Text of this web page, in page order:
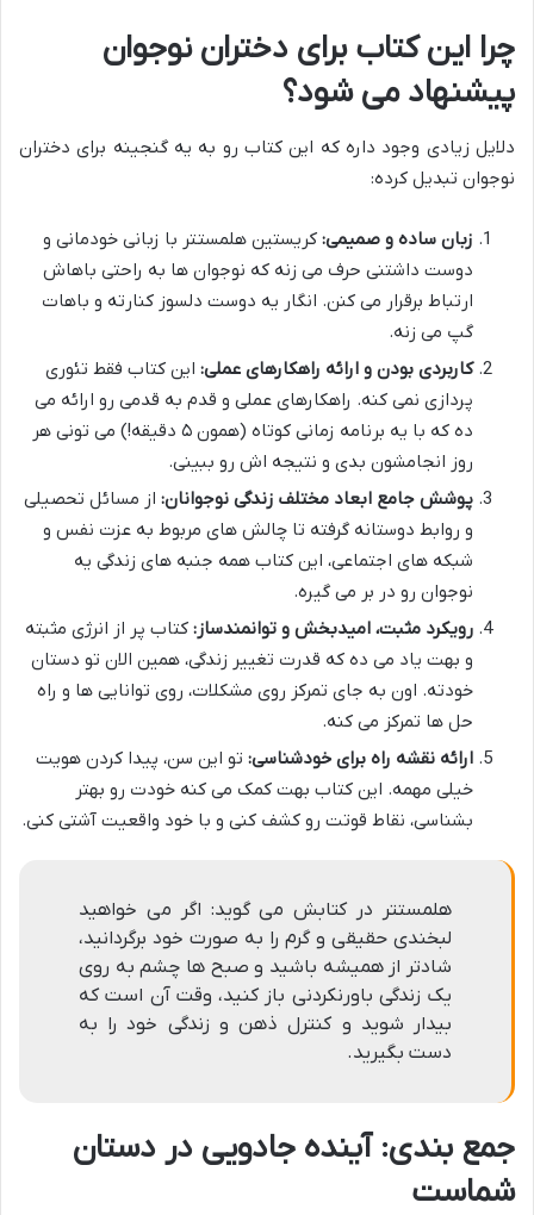
چرا این کتاب برای دختران نوجوان
پیشنهاد می شود؟
دلایل زیادی وجود داره که این کتاب رو به یه گنجینه برای دختران
نوجوان تبدیل کرده:
زبان ساده و صمیمی: کریستین هلمستتر با زبانی خودمانی و
دوست داشتنی حرف می زنه که نوجوان ها به راحتی باهاش
ارتباط برقرار می کنن. انگار یه دوست دلسوز کنارته و باهات
گپ می زنه.
کاربردی بودن و ارائه راهکارهای عملی: این کتاب فقط تئوری
پردازی نمی کنه. راهکارهای عملی و قدم به قدمی رو ارائه می
ده که با یه برنامه زمانی کوتاه (همون ۵ دقیقه!) می تونی هر
روز انجامشون بدی و نتیجه اش رو ببینی.
پوشش جامع ابعاد مختلف زندگی نوجوانان: از مسائل تحصیلی
و روابط دوستانه گرفته تا چالش های مربوط به عزت نفس و
شبکه های اجتماعی، این کتاب همه جنبه های زندگی یه
نوجوان رو در بر می گیره.
رویکرد مثبت، امیدبخش و توانمندساز: کتاب پر از انرژی مثبته
و بهت یاد می ده که قدرت تغییر زندگی، همین الان تو دستان
خودته. اون به جای تمرکز روی مشکلات، روی توانایی ها و راه
حل ها تمرکز می کنه.
ارائه نقشه راه برای خودشناسی: تو این سن، پیدا کردن هویت
خیلی مهمه. این کتاب بهت کمک می کنه خودت رو بهتر
بشناسی، نقاط قوتت رو کشف کنی و با خود واقعیت آشتی کنی.
هلمستتر در کتابش می گوید: اگر می خواهید
لبخندی حقیقی و گرم را به صورت خود برگردانید،
شادتر از همیشه باشید و صبح ها چشم به روی
یک زندگی باورنکردنی باز کنید، وقت آن است که
بیدار شوید و کنترل ذهن و زندگی خود را به
دست بگیرید.
جمع بندی: آینده جادویی در دستان
شماست